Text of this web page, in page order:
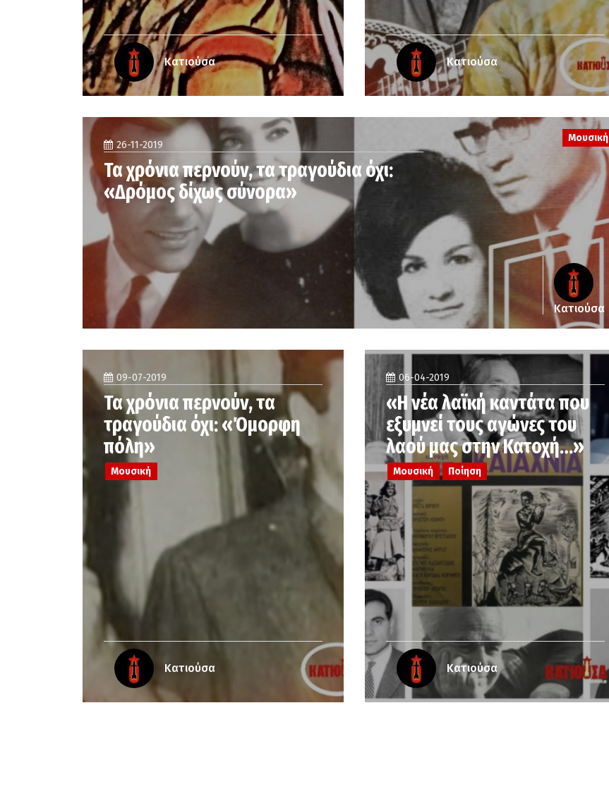
Κατιούσα Κατιούσα
Μουσική
26-11-2019
Τα χρόνια περνούν, τα τραγούδια όχι:
«Δρόμος δίχως σύνορα»
Κατιούσα
09-07-2019
Τα χρόνια περνούν, τα
τραγούδια όχι: «Όμορφη
πόλη»
Μουσική
Κατιούσα
06-04-2019
«Η νέα λαϊκή καντάτα που
εξυμνεί τους αγώνες του
λαού μας στην Κατοχή…»
Μουσική Ποίηση
Κατιούσα